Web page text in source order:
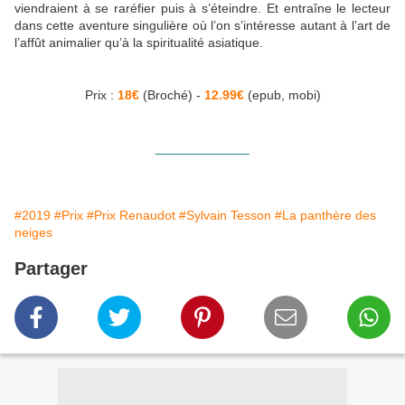
viendraient à se raréfier puis à s’éteindre. Et entraîne le lecteur
dans cette aventure singulière où l’on s’intéresse autant à l’art de
l’affût animalier qu’à la spiritualité asiatique.
Prix : 18€(Broché) - 12.99€(epub, mobi)
#2019 #Prix #Prix Renaudot #Sylvain Tesson #La panthère des
neiges
Partager